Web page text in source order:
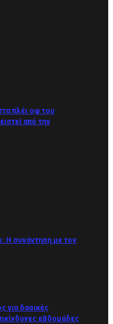
πλέι οφ του
από την
Η συνάντηση με τον
για δασικές
εβδομάδες